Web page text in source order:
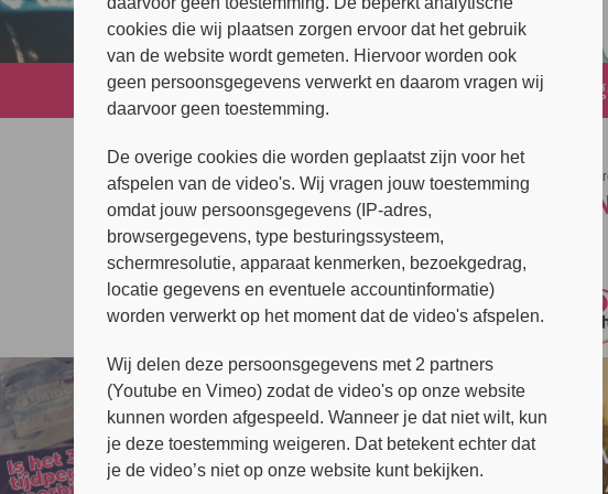
Home » News» (Nederlands) Corona en
All news items
cookies die wij plaatsen zorgen ervoor dat het gebruik
van de website wordt gemeten. Hiervoor worden ook
geen persoonsgegevens verwerkt en daarom vragen wij
daarvoor geen toestemming.
De overige cookies die worden geplaatst zijn voor het
afspelen van de video's. Wij vragen jouw toestemming
omdat jouw persoonsgegevens (IP-adres,
browsergegevens, type besturingssysteem,
schermresolutie, apparaat kenmerken, bezoekgedrag,
locatie gegevens en eventuele accountinformatie)
worden verwerkt op het moment dat de video's afspelen.
Wij delen deze persoonsgegevens met 2 partners
(Youtube en Vimeo) zodat de video's op onze website
kunnen worden afgespeeld. Wanneer je dat niet wilt, kun
je deze toestemming weigeren. Dat betekent echter dat
je de video’s niet op onze website kunt bekijken.